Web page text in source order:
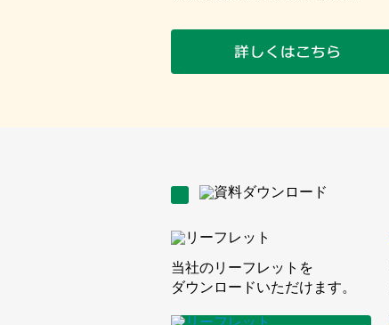
当社のリーフレットを
ダウンロードいただけます。